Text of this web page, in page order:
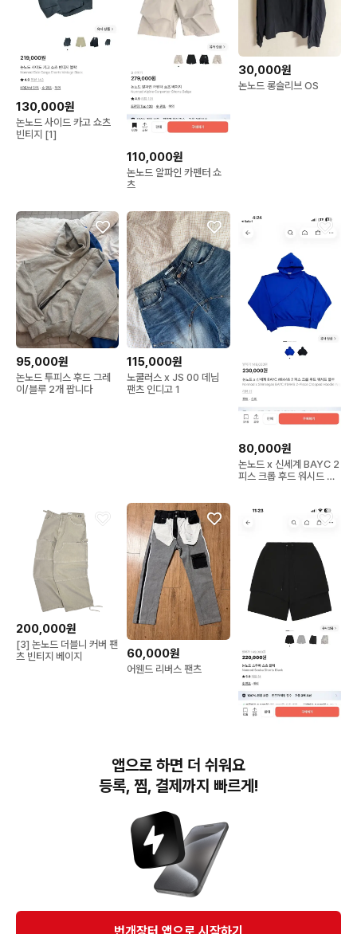
130,000원
논노드 사이드 카고 쇼츠
빈티지 [1]
110,000원
논노드 알파인 카펜터 쇼
츠
30,000원
논노드 롱슬리브 OS
95,000원
논노드 투피스 후드 그레
이/블루 2개 팝니다
115,000원
노쿨러스 x JS 00 데님
팬츠 인디고 1
80,000원
논노드 x 신세계 BAYC 2
피스 크롭 후드 워시드 블
200,000원
[3] 논노드 더블니 커버 팬
츠 빈티지 베이지
60,000원
어웬드 리버스 팬츠
반바지
번개장터(주) 사업자정보, 이용약관 및 기타 법적고지
번개장터㈜는 통신판매중개자이며, 통신판매의 당사자가 아닙니다. 전자상거래 등에서의
소비자보호에 관한 법률 등 관련 법령 및 번개장터㈜의 약관에 따라 상품, 상품정보, 거래에 관한 책임은
개별 판매자에게 귀속하고, 번개장터㈜는 원칙적으로 회원간 거래에 대하여 책임을 지지 않습니다.
다만, 번개장터㈜가 직접 판매하는 상품에 대한 책임은 번개장터㈜에게 귀속합니다.
앱으로 하면 더 쉬워요
등록, 찜, 결제까지 빠르게!